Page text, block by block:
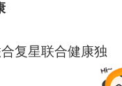
复星联合健康独